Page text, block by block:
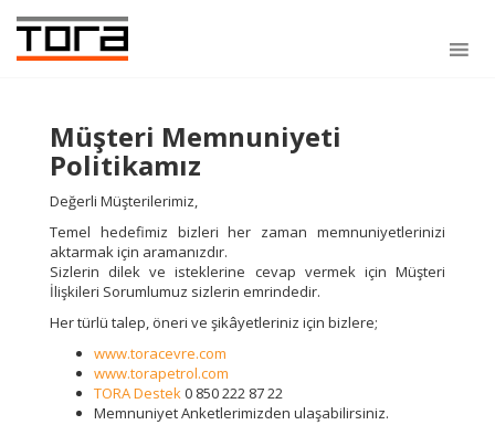
Müşteri Memnuniyeti
Politikamız
Değerli Müşterilerimiz,
Temel hedefimiz bizleri her zaman memnuniyetlerinizi
aktarmak için aramanızdır.
Sizlerin dilek ve isteklerine cevap vermek için Müşteri
İlişkileri Sorumlumuz sizlerin emrindedir.
Her türlü talep, öneri ve şikâyetleriniz için bizlere;
www.toracevre.com
www.torapetrol.com
TORA Destek0 850 222 87 22
Memnuniyet Anketlerimizden ulaşabilirsiniz.